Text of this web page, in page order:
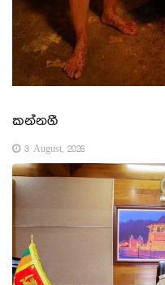
කන්නගී
3 August, 2026